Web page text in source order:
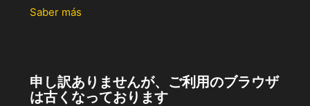
Saber más
申し訳ありませんが、ご利用のブラウザ
は古くなっております